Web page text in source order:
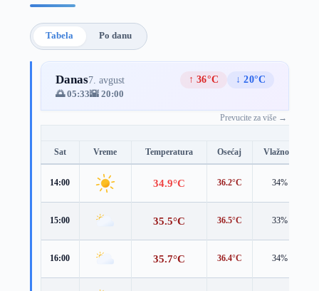
Tabela Po danu
Danas7. avgust ↑ 36°C
↓ 20°C
🌅 05:33🌇 20:00
Prevucite za više →
Sat Vreme Temperatura Osećaj Vlažnost
14:00 34.9°C 36.2°C 34%
15:00 35.5°C 36.5°C 33%
16:00 35.7°C 36.4°C 34%